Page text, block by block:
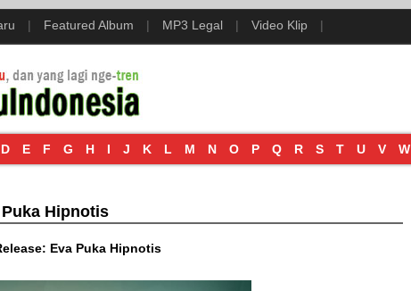
| Featured Album | MP3 Legal | Video Klip |
D E F G H I J K L M N O P Q R S T U V W
Hipnotis
Eva Puka Hipnotis